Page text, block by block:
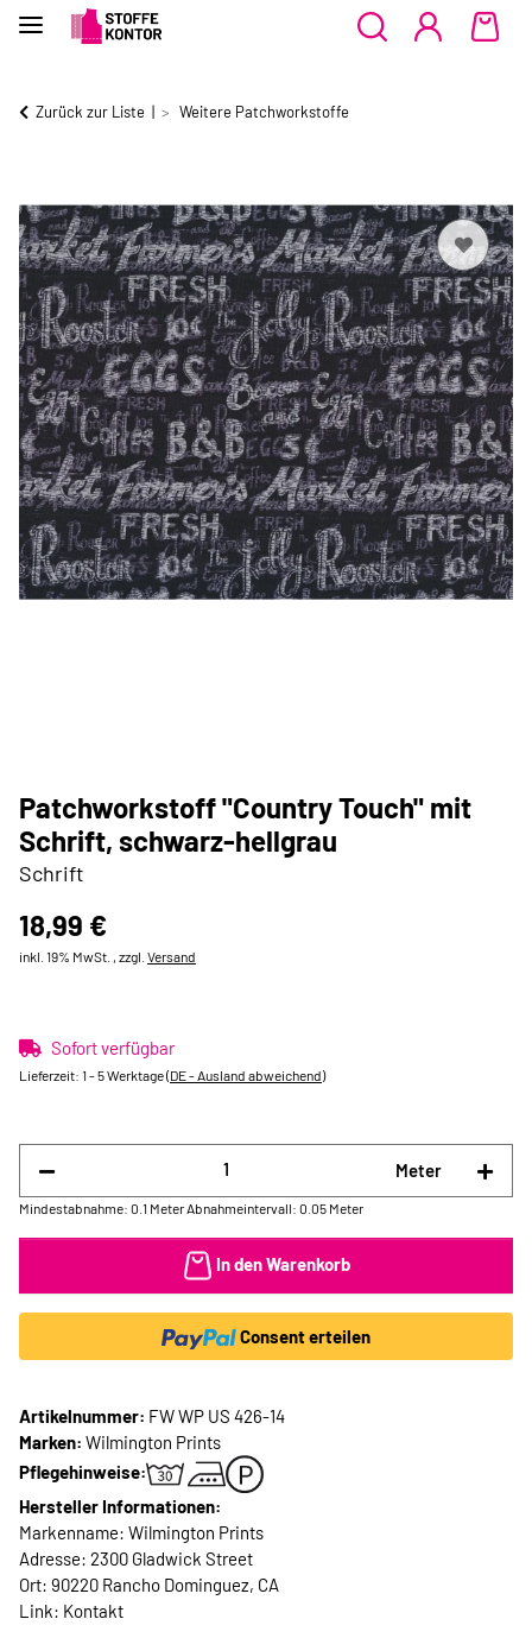
Zurück zur Liste Weitere Patchworkstoffe
Patchworkstoff "Country Touch" mit
Schrift, schwarz-hellgrau
Schrift
18,99 €
inkl. 19% MwSt. , zzgl. Versand
Sofort verfügbar
Lieferzeit: 1 - 5 Werktage(DE - Ausland abweichend)
Meter
Mindestabnahme: 0.1 Meter Abnahmeintervall: 0.05 Meter
In den Warenkorb
Consent erteilen
Artikelnummer: FW WP US 426-14
Marken: Wilmington Prints
Pflegehinweise:
Hersteller Informationen:
Markenname: Wilmington Prints
Adresse: 2300 Gladwick Street
Ort: 90220 Rancho Dominguez, CA
Link: Kontakt